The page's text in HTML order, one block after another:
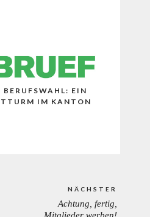
EIN
IM KANTON
NÄCHSTER
Achtung, fertig,
Mitglieder werben!